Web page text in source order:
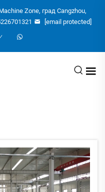
Zone, град Cangzhou,
[email protected]